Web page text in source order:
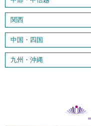
関西
中国・四国
九州・沖縄